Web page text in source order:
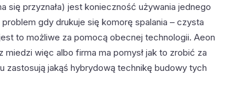
się przyznała) jest konieczność używania jednego
gdy drukuje się komorę spalania – czysta
to możliwe za pomocą obecnej technologii. Aeon
miedzi więc albo firma ma pomysł jak to zrobić za
zastosują jakąś hybrydową technikę budowy tych